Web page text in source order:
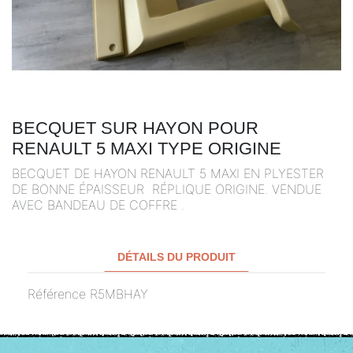
BECQUET SUR HAYON POUR
RENAULT 5 MAXI TYPE ORIGINE
BECQUET DE HAYON RENAULT 5 MAXI EN PLYESTER
DE BONNE ÉPAISSEUR RÉPLIQUE ORIGINE. VENDUE
AVEC BANDEAU DE COFFRE .
DÉTAILS DU PRODUIT
Référence R5MBHAY